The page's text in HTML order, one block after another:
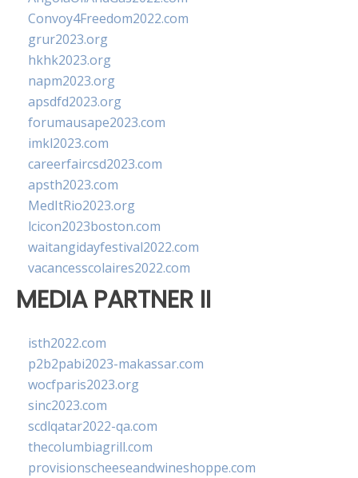
Convoy4Freedom2022.com
grur2023.org
hkhk2023.org
napm2023.org
apsdfd2023.org
forumausape2023.com
imkl2023.com
careerfaircsd2023.com
apsth2023.com
MedItRio2023.org
lcicon2023boston.com
waitangidayfestival2022.com
vacancesscolaires2022.com
MEDIA PARTNER II
isth2022.com
p2b2pabi2023-makassar.com
wocfparis2023.org
sinc2023.com
scdlqatar2022-qa.com
thecolumbiagrill.com
provisionscheeseandwineshoppe.com